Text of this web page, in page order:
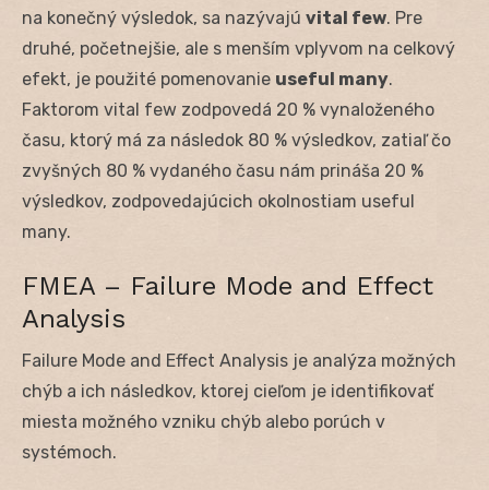
na konečný výsledok, sa nazývajú vital few. Pre
druhé, početnejšie, ale s menším vplyvom na celkový
efekt, je použité pomenovanie useful many.
Faktorom vital few zodpovedá 20 % vynaloženého
času, ktorý má za následok 80 % výsledkov, zatiaľ čo
zvyšných 80 % vydaného času nám prináša 20 %
výsledkov, zodpovedajúcich okolnostiam useful
many.
FMEA – Failure Mode and Effect
Analysis
Failure Mode and Effect Analysis je analýza možných
chýb a ich následkov, ktorej cieľom je identifikovať
miesta možného vzniku chýb alebo porúch v
systémoch.